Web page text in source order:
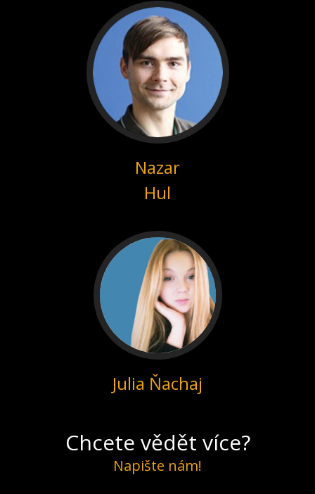
Nazar
Hul
Julia Ňachaj
Chcete vědět více?
Napište nám!